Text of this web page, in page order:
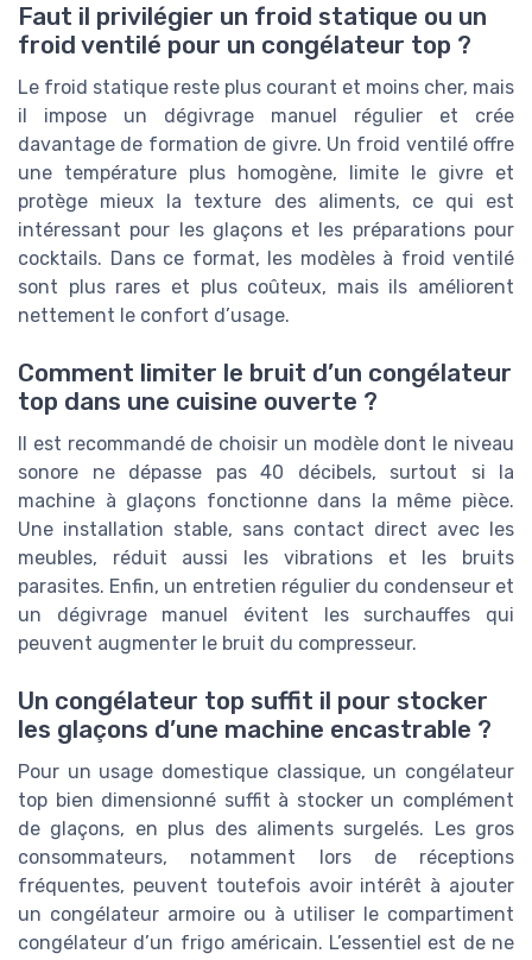
Faut il privilégier un froid statique ou un
froid ventilé pour un congélateur top ?
Le froid statique reste plus courant et moins cher, mais
il impose un dégivrage manuel régulier et crée
davantage de formation de givre. Un froid ventilé offre
une température plus homogène, limite le givre et
protège mieux la texture des aliments, ce qui est
intéressant pour les glaçons et les préparations pour
cocktails. Dans ce format, les modèles à froid ventilé
sont plus rares et plus coûteux, mais ils améliorent
nettement le confort d’usage.
Comment limiter le bruit d’un congélateur
top dans une cuisine ouverte ?
Il est recommandé de choisir un modèle dont le niveau
sonore ne dépasse pas 40 décibels, surtout si la
machine à glaçons fonctionne dans la même pièce.
Une installation stable, sans contact direct avec les
meubles, réduit aussi les vibrations et les bruits
parasites. Enfin, un entretien régulier du condenseur et
un dégivrage manuel évitent les surchauffes qui
peuvent augmenter le bruit du compresseur.
Un congélateur top suffit il pour stocker
les glaçons d’une machine encastrable ?
Pour un usage domestique classique, un congélateur
top bien dimensionné suffit à stocker un complément
de glaçons, en plus des aliments surgelés. Les gros
consommateurs, notamment lors de réceptions
fréquentes, peuvent toutefois avoir intérêt à ajouter
un congélateur armoire ou à utiliser le compartiment
congélateur d’un frigo américain. L’essentiel est de ne